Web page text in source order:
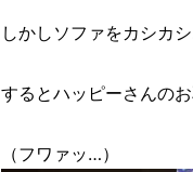
しかしソファをカシカ
するとハッピーさんの
（フワァッ…）